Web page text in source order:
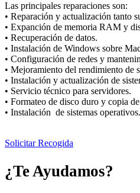
Las principales reparaciones son:
• Reparación y actualización tanto
• Expanción de memoria RAM y
• Recuperación de datos.
• Instalación de Windows sobre
• Configuración de redes y
• Mejoramiento del rendimiento de
• Instalación y actualización de
• Servicio técnico para servidores.
• Formateo de disco duro y copia
• Instalación de sistemas operativos.
Solicitar Recogida
¿Te Ayudamos?